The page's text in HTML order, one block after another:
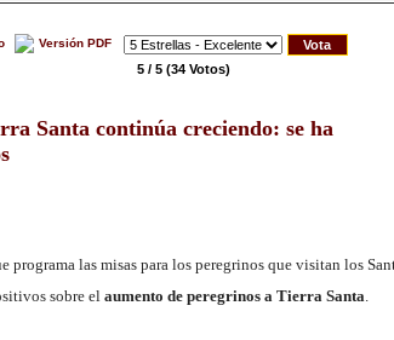
Versión PDF
5 / 5 (34 Votos)
Santa continúa creciendo: se ha
programa las misas para los peregrinos que visitan los
sobre el aumento de peregrinos a Tierra Santa.